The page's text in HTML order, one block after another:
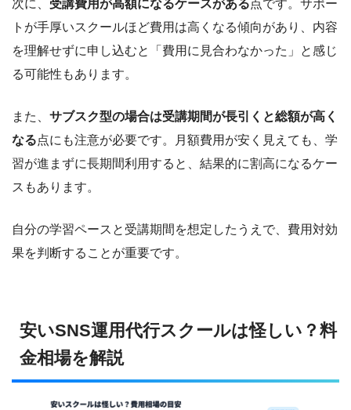
次に、 受講費用が高額になるケースがある点です。サポー
トが手厚いスクールほど費用は高くなる傾向があり、内容
を理解せずに申し込むと「費用に見合わなかった」と感じ
る可能性もあります。
また、 サブスク型の場合は受講期間が長引くと総額が高く
なる点にも注意が必要です。月額費用が安く見えても、学
習が進まずに長期間利用すると、結果的に割高になるケー
スもあります。
自分の学習ペースと受講期間を想定したうえで、費用対効
果を判断することが重要です。
安いSNS運用代行スクールは怪しい？料
金相場を解説